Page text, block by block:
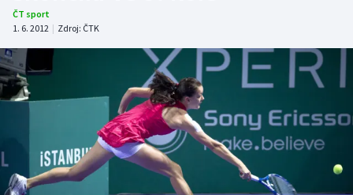
Tenis
Atletika
Cyklistika
Americký fotbal
NEPŘEHLÉDNĚTE
ČT sport
1. 6. 2012 | Zdroj: ČTK